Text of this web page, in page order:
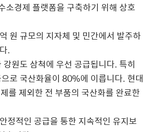
소경제 플랫폼을 구축하기 위해 상호
원 규모의 지자체 및 민간에서 발주하
.
원도 삼척에 우선 공급됩니다. 특히
로 국산화율이 80%에 이릅니다. 현대
를 제외한 전 부품의 국산화를 완료한
정적인 공급을 통한 지속적인 유지보